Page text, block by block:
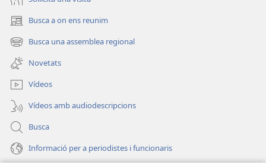
Busca a on ens reunim
(obri
en
una
finestra
nova)
Busca una assemblea regional
(obri
en
una
finestra
nova)
Novetats
Vídeos
Vídeos amb audiodescripcions
Busca
Informació per a periodistes i funcionaris